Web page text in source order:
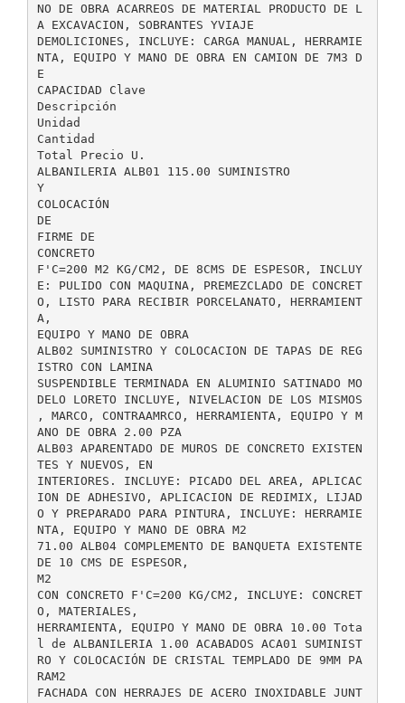
NO DE OBRA ACARREOS DE MATERIAL PRODUCTO DE L
A EXCAVACION, SOBRANTES YVIAJE
DEMOLICIONES, INCLUYE: CARGA MANUAL, HERRAMIE
NTA, EQUIPO Y MANO DE OBRA EN CAMION DE 7M3 D
E
CAPACIDAD Clave
Descripción
Unidad
Cantidad
Total Precio U.
ALBANILERIA ALB01 115.00 SUMINISTRO
Y
COLOCACIÓN
DE
FIRME DE
CONCRETO
F'C=200 M2 KG/CM2, DE 8CMS DE ESPESOR, INCLUY
E: PULIDO CON MAQUINA, PREMEZCLADO DE CONCRET
O, LISTO PARA RECIBIR PORCELANATO, HERRAMIENT
A,
EQUIPO Y MANO DE OBRA
ALB02 SUMINISTRO Y COLOCACION DE TAPAS DE REG
ISTRO CON LAMINA
SUSPENDIBLE TERMINADA EN ALUMINIO SATINADO MO
DELO LORETO INCLUYE, NIVELACION DE LOS MISMOS
, MARCO, CONTRAAMRCO, HERRAMIENTA, EQUIPO Y M
ANO DE OBRA 2.00 PZA
ALB03 APARENTADO DE MUROS DE CONCRETO EXISTEN
TES Y NUEVOS, EN
INTERIORES. INCLUYE: PICADO DEL AREA, APLICAC
ION DE ADHESIVO, APLICACION DE REDIMIX, LIJAD
O Y PREPARADO PARA PINTURA, INCLUYE: HERRAMIE
NTA, EQUIPO Y MANO DE OBRA M2
71.00 ALB04 COMPLEMENTO DE BANQUETA EXISTENTE
DE 10 CMS DE ESPESOR,
M2
CON CONCRETO F'C=200 KG/CM2, INCLUYE: CONCRET
O, MATERIALES,
HERRAMIENTA, EQUIPO Y MANO DE OBRA 10.00 Tota
l de ALBANILERIA 1.00 ACABADOS ACA01 SUMINIST
RO Y COLOCACIÓN DE CRISTAL TEMPLADO DE 9MM PA
RAM2
FACHADA CON HERRAJES DE ACERO INOXIDABLE JUNT